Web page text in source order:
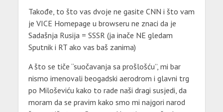
Takođe, to što vas dvoje ne gasite CNN i što vam
je VICE Homepage u browseru ne znaci da je
Sadašnja Rusija = SSSR (ja inače NE gledam
Sputnik i RT ako vas baš zanima)
A što se tiče “suočavanja sa prošlošću”, mi bar
nismo imenovali beogadski aerodrom i glavni trg
po Miloševiću kako to rade naši dragi susjedi, da
moram da se pravim kako smo mi najgori narod